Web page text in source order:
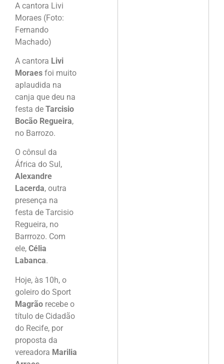
A cantora Livi
Moraes (Foto:
Fernando
Machado)
A cantora Livi
Moraes foi muito
aplaudida na
canja que deu na
festa de Tarcisio
Bocão Regueira,
no Barrozo.
O cônsul da
África do Sul,
Alexandre
Lacerda, outra
presença na
festa de Tarcisio
Regueira, no
Barrrozo. Com
ele, Célia
Labanca.
Hoje, às 10h, o
goleiro do Sport
Magrão recebe o
título de Cidadão
do Recife, por
proposta da
vereadora Marilia